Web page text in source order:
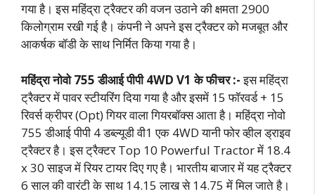
गया है। इस महिंद्रा ट्रैक्टर की वजन उठाने की क्षमता 2900
किलोग्राम रखी गई है। कंपनी ने अपने इस ट्रैक्टर को मजबूत और
आकर्षक बॉडी के साथ निर्मित किया गया है।
महिंद्रा नोवो 755 डीआई पीपी 4WD V1 के फीचर :-इस महिंद्रा
ट्रैक्टर में पावर स्टीयरिंग दिया गया है और इसमें 15 फॉरवर्ड + 15
रिवर्स क्रीपर (Opt) गियर वाला गियरबॉक्स आता है। महिंद्रा नोवो
755 डीआई पीपी 4 डब्ल्यूडी वी1 एक 4WD यानी फोर व्हील ड्राइव
ट्रैक्टर है। इस ट्रैक्टर Top 10 Powerful Tractor में 18.4
x 30 साइज में रियर टायर दिए गए है। भारतीय बाजार में यह ट्रैक्टर
6 साल की वारंटी के साथ 14.15 लाख से 14.75 में मिल जाते है।